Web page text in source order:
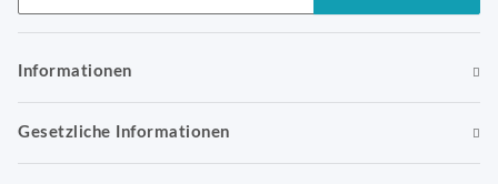
Informationen
Gesetzliche Informationen